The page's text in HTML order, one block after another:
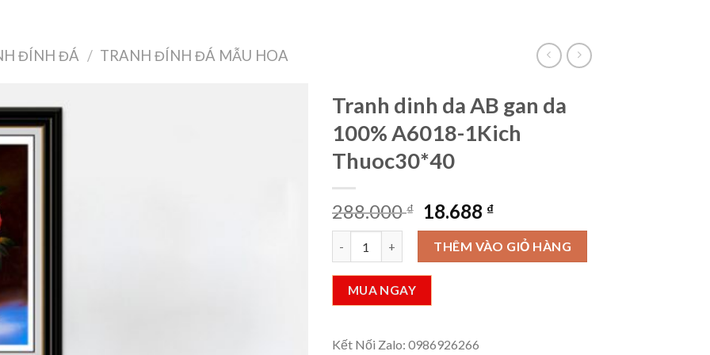
ĐÍNH ĐÁ / TRANH ĐÍNH ĐÁ MẪU HOA
Tranh dinh da AB gan da
100% A6018-1Kich
Thuoc30*40
288.000₫
Giá
gốc
là:
288.000 ₫.
18.688 ₫Giá
hiện
tại
là:
Tranh dinh da AB gan da 100% A6018-1Kich Thuoc30*40 số lượng
THÊM VÀO GIỎ HÀNG
MUA NGAY
Kết Nối Zalo: 0986926266